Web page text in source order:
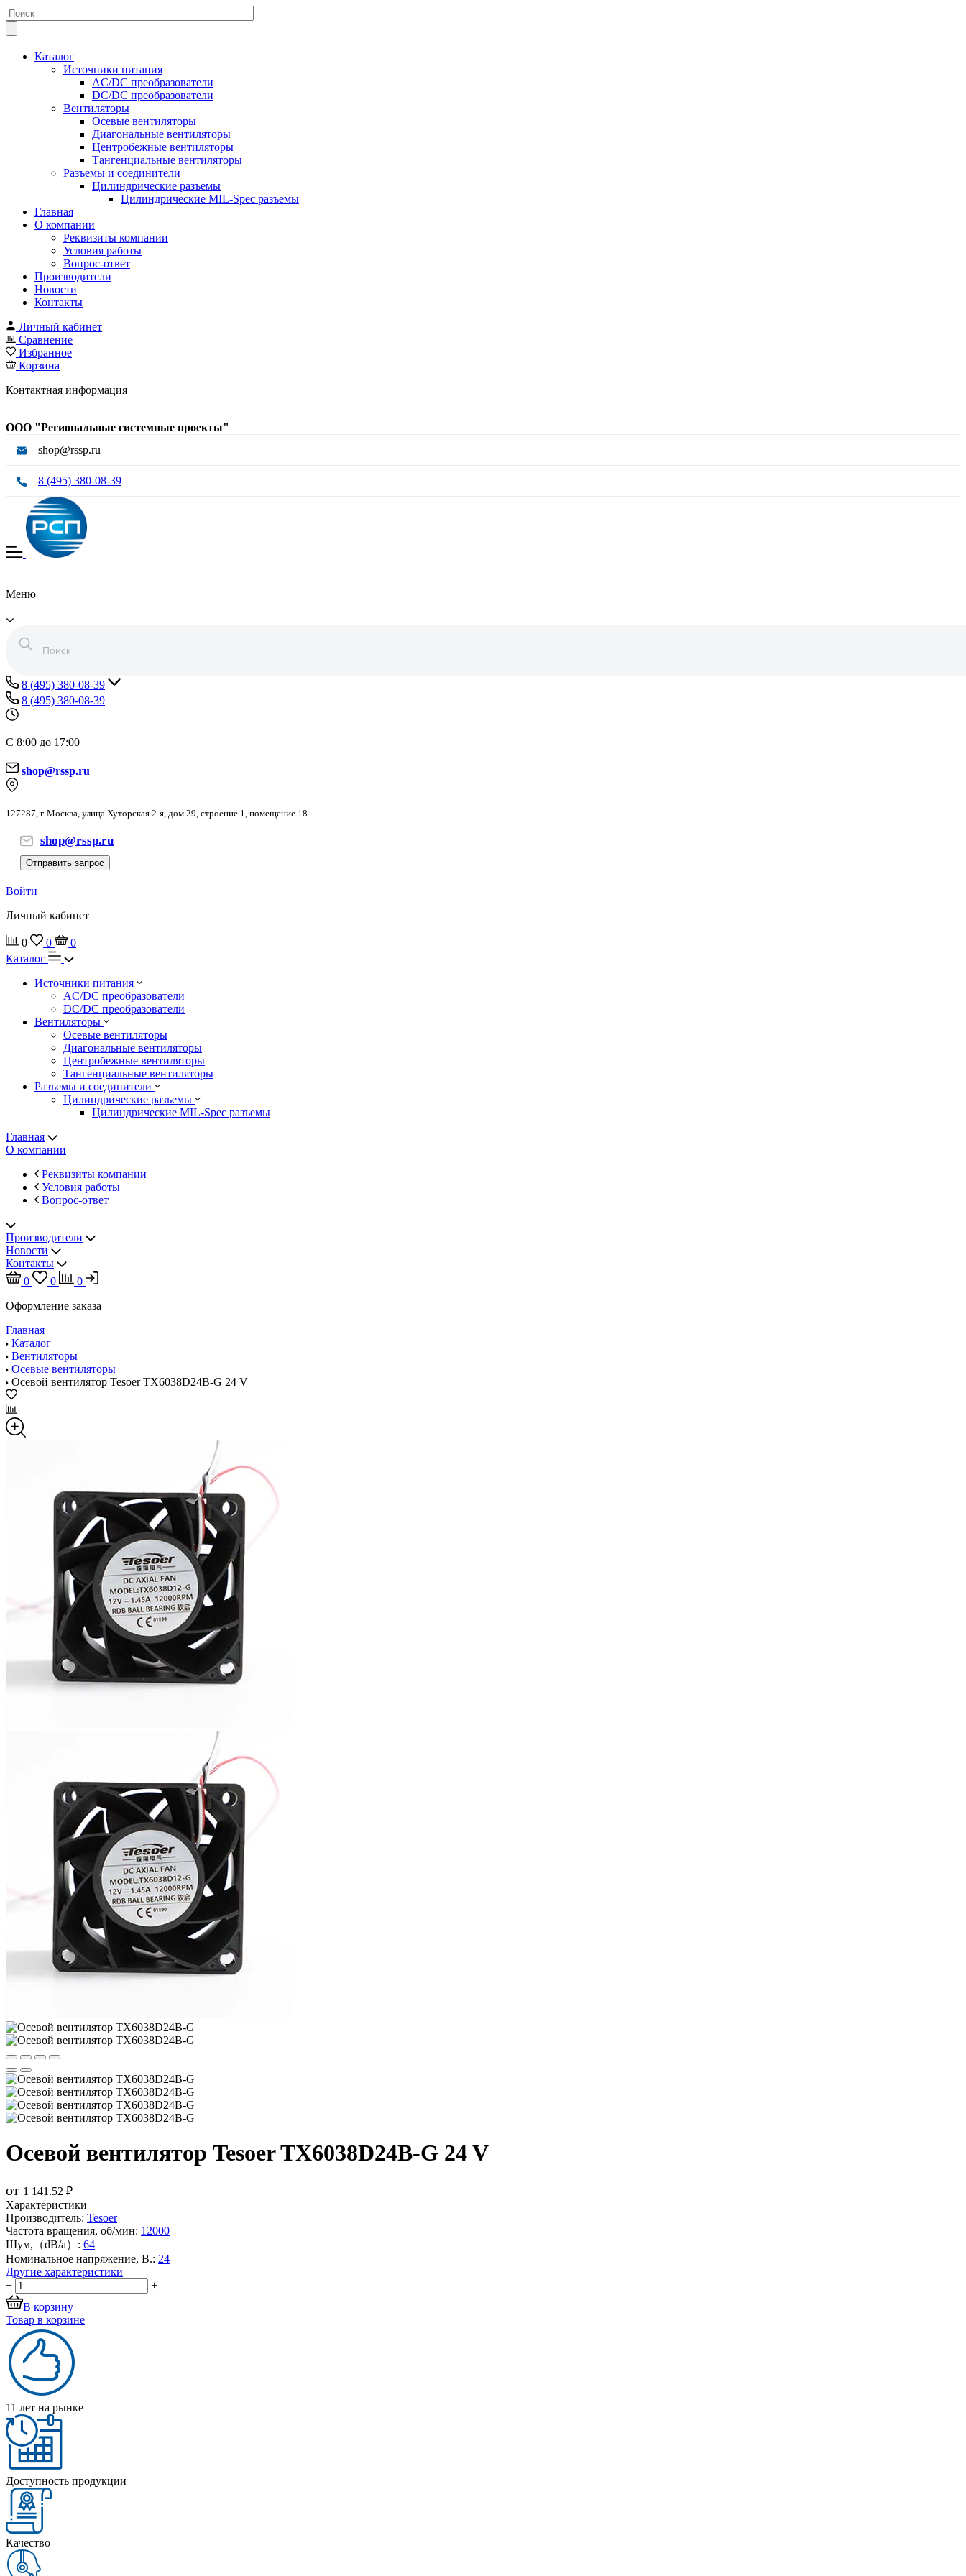
Каталог
Источники питания
AC/DC преобразователи
DC/DC преобразователи
Вентиляторы
Осевые вентиляторы
Диагональные вентиляторы
Центробежные вентиляторы
Тангенциальные вентиляторы
Разъемы и соединители
Цилиндрические разъемы
Цилиндрические MIL-Spec разъемы
Главная
О компании
Реквизиты компании
Условия работы
Вопрос-ответ
Производители
Новости
Контакты
Личный кабинет
Сравнение
Избранное
Корзина
Контактная информация
ООО "Региональные системные проекты"
shop@rssp.ru
8 (495) 380-08-39
Меню
8 (495) 380-08-39
8 (495) 380-08-39
С 8:00 до 17:00
shop@rssp.ru
127287, г. Москва, улица Хуторская 2-я, дом 29, строение 1, помещение 18
shop@rssp.ru
Отправить запрос
Войти
Личный кабинет
0 0
0
Каталог
Источники питания
AC/DC преобразователи
DC/DC преобразователи
Вентиляторы
Осевые вентиляторы
Диагональные вентиляторы
Центробежные вентиляторы
Тангенциальные вентиляторы
Разъемы и соединители
Цилиндрические разъемы
Цилиндрические MIL-Spec разъемы
Главная
О компании
Реквизиты компании
Условия работы
Вопрос-ответ
Производители
Новости
Контакты
0
0
0
Оформление заказа
Главная
Каталог
Вентиляторы
Осевые вентиляторы
Осевой вентилятор Tesoer TX6038D24B-G 24 V
Осевой вентилятор Tesoer TX6038D24B-G 24 V
от 1 141.52 ₽
Характеристики
Производитель: Tesoer
Частота вращения, об/мин: 12000
Шум,（dB/a）: 64
Номинальное напряжение, В.: 24
Другие характеристики
−
+
В корзину
Товар в корзине
11 лет на рынке
Доступность продукции
Качество